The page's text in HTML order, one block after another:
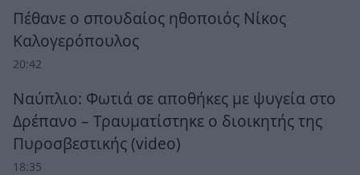
Πέθανε ο σπουδαίος ηθοποιός Νίκος
Καλογερόπουλος
20:42
Ναύπλιο: Φωτιά σε αποθήκες με ψυγεία στο
Δρέπανο – Τραυματίστηκε ο διοικητής της
Πυροσβεστικής (video)
18:35